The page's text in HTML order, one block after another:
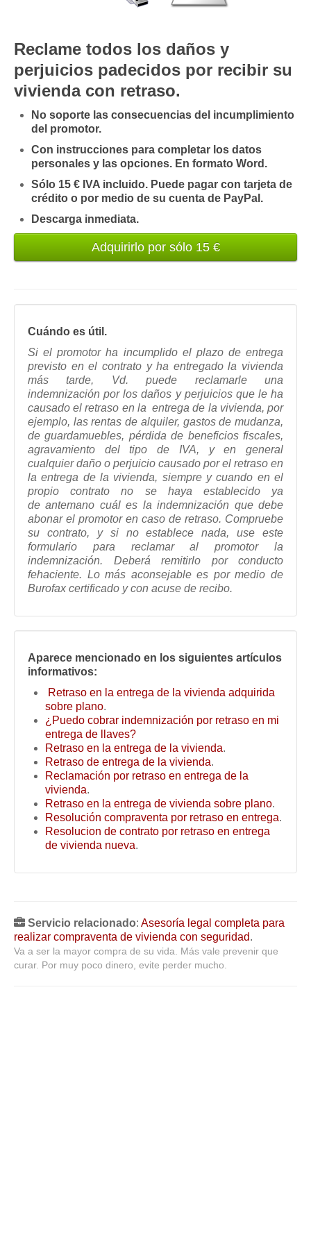
Reclame todos los daños y
perjuicios padecidos por recibir su
vivienda con retraso.
No soporte las consecuencias del incumplimiento
del promotor.
Con instrucciones para completar los datos
personales y las opciones. En formato Word.
Sólo 15 € IVA incluido. Puede pagar con tarjeta de
crédito o por medio de su cuenta de PayPal.
Descarga inmediata.
Cuándo es útil.
Si el promotor ha incumplido el plazo de entrega
previsto en el contrato y ha entregado la vivienda
más tarde, Vd. puede reclamarle una
indemnización por los daños y perjuicios que le ha
causado el retraso en laentrega de la vivienda, por
ejemplo, las rentas de alquiler, gastos de mudanza,
de guardamuebles, pérdidade beneficios fiscales,
agravamiento del tipo de IVA, y en general
cualquier daño o perjuicio causado por el retraso en
la entrega de la vivienda, siempre y cuando en el
propio contrato no se haya establecido ya
deantemano cuál es la indemnización que debe
abonar el promotor en caso de retraso. Compruebe
su contrato, y si no establece nada, use este
formulario para reclamar al promotor la
indemnización. Deberá remitirlo por conducto
fehaciente. Lo más aconsejable es por medio de
Burofax certificado y con acuse de recibo.
Aparece mencionado en los siguientes artículos
informativos:
Retraso en la entrega de la vivienda adquirida
sobre plano.
¿Puedo cobrar indemnización por retraso en mi
entrega de llaves?
Retraso en la entrega de la vivienda.
Retraso de entrega de la vivienda.
Reclamación por retraso en entrega de la
vivienda.
Retraso en la entrega de vivienda sobre plano.
Resolución compraventa por retraso en entrega.
Resolucion de contrato por retraso en entrega
de vivienda nueva.
Servicio relacionado: Asesoría legal completa para
realizar compraventa de vivienda con seguridad.
Va a ser la mayor compra de su vida. Más vale prevenir que
curar. Por muy poco dinero, evite perder mucho.